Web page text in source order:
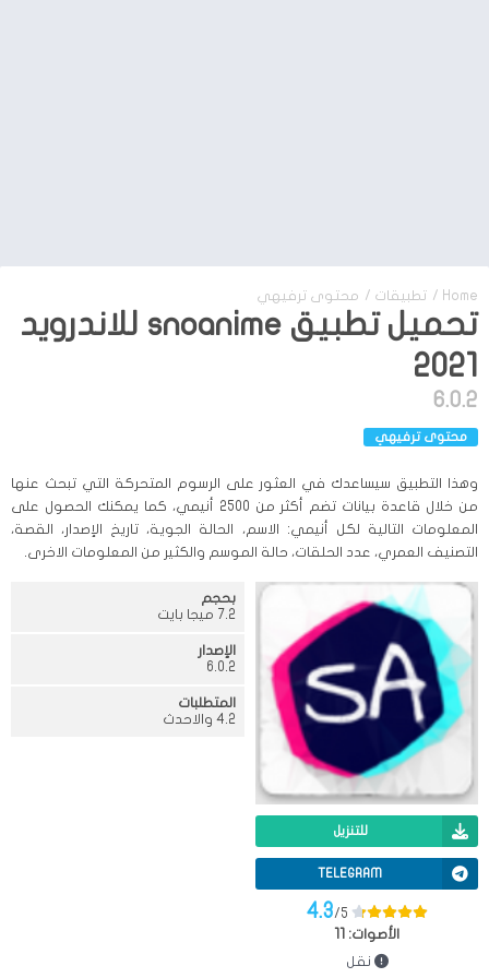
Home
/ تطبيقات / محتوى ترفيهي
تحميل تطبيق snoanime للاندرويد
2021
6.0.2
محتوى ترفيهي
وهذا التطبيق سيساعدك في العثور على الرسوم المتحركة التي تبحث عنها
من خلال قاعدة بيانات تضم أكثر من 2500 أنيمي، كما يمكنك الحصول على
المعلومات التالية لكل أنيمي: الاسم، الحالة الجوية، تاريخ الإصدار، القصة،
التصنيف العمري، عدد الحلقات، حالة الموسم والكثير من المعلومات الاخرى.
للتنزيل
TELEGRAM
4.3/5
الأصوات:
نقل
بحجم
7.2 ميجا بايت
الإصدار
6.0.2
المتطلبات
4.2 والاحدث